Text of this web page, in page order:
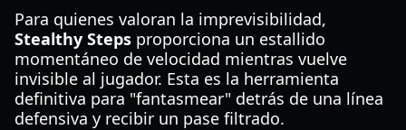
Para quienes valoran la imprevisibilidad,
Stealthy Steps proporciona un estallido
momentáneo de velocidad mientras vuelve
invisible al jugador. Esta es la herramienta
definitiva para "fantasmear" detrás de una línea
defensiva y recibir un pase filtrado.